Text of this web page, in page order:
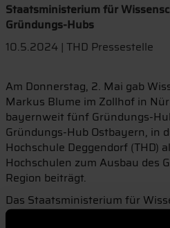
Staatsministerium für
Gründungs-Hubs
10.5.2024 | THD Pressestelle
Am Donnerstag, 2. Mai gab
Markus Blume im Zollhof in
bayernweit fünf Gründungs-
Gründungs-Hub Ostbayern, in
Hochschule Deggendorf (THD)
Hochschulen zum Ausbau des
Region beiträgt.
Das Staatsministerium für
fördert die Gründungs-Hubs